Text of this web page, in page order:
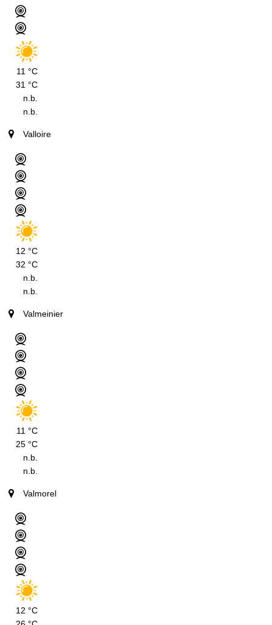
11 °C
31 °C
n.b.
n.b.
Valloire
12 °C
32 °C
n.b.
n.b.
Valmeinier
11 °C
25 °C
n.b.
n.b.
Valmorel
12 °C